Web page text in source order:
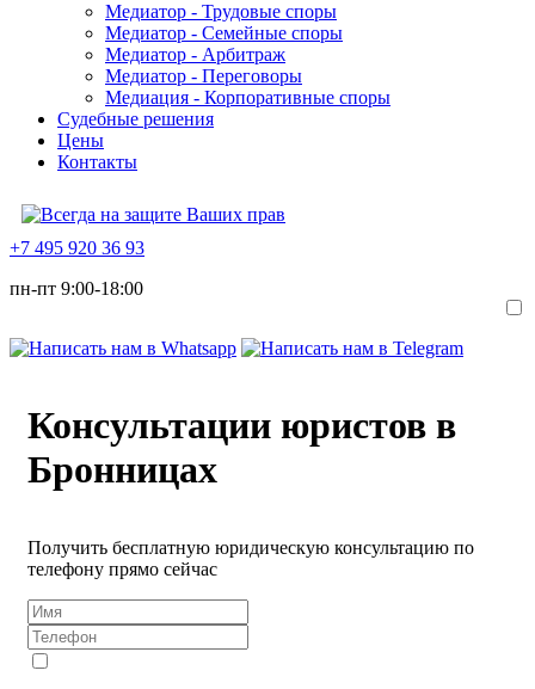
Медиатор - Трудовые споры
Медиатор - Семейные споры
Медиатор - Арбитраж
Медиатор - Переговоры
Медиация - Корпоративные споры
Судебные решения
Цены
Контакты
+7 495 920 36 93
пн-пт 9:00-18:00
Консультации юристов в
Бронницах
Получить бесплатную юридическую консультацию по
телефону прямо сейчас